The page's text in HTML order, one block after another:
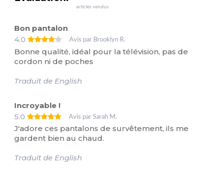
articles vendus
Bon pantalon
4.0
Avis par Brooklyn R.
Bonne qualité, idéal pour la télévision, pas de
cordon ni de poches
Traduit de English
Incroyable !
5.0
Avis par Sarah M.
J'adore ces pantalons de survêtement, ils me
gardent bien au chaud.
Traduit de English